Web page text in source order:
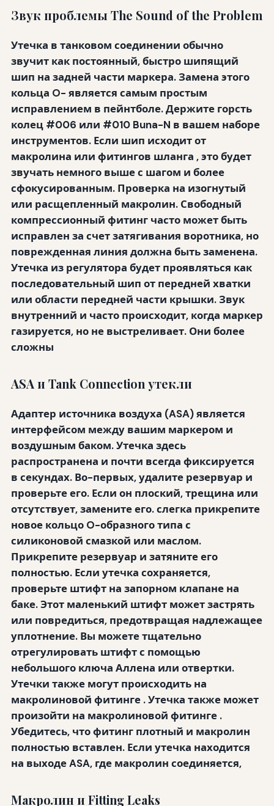
Звук проблемы The Sound of the Problem
Утечка в танковом соединении обычно
звучит как постоянный, быстро шипящий
шип на задней части маркера. Замена этого
кольца O- является самым простым
исправлением в пейнтболе. Держите горсть
колец #006 или #010 Buna-N в вашем наборе
инструментов. Если шип исходит от
макролина или фитингов шланга , это будет
звучать немного выше с шагом и более
сфокусированным. Проверка на изогнутый
или расщепленный макролин. Свободный
компрессионный фитинг часто может быть
исправлен за счет затягивания воротника, но
поврежденная линия должна быть заменена.
Утечка из регулятора будет проявляться как
последовательный шип от передней хватки
или области передней части крышки.Звук
внутренний и часто происходит, когда маркер
газируется, но не выстреливает. Они более
сложны
ASA и Tank Connection утекли
Адаптер источника воздуха (ASA) является
интерфейсом между вашим маркером и
воздушным баком. Утечка здесь
распространена и почти всегда фиксируется
в секундах. Во-первых, удалите резервуар и
проверьте его. Если он плоский, трещина или
отсутствует, замените его. слегка прикрепите
новое кольцо O-образного типа с
силиконовой смазкой или маслом.
Прикрепите резервуар и затяните его
полностью. Если утечка сохраняется,
проверьте штифт на запорном клапане на
баке. Этот маленький штифт может застрять
или повредиться, предотвращая надлежащее
уплотнение. Вы можете тщательно
отрегулировать штифт с помощью
небольшого ключа Аллена или отвертки.
Утечки также могут происходить на
макролиновой фитинге . Утечка также может
произойти на макролиновой фитинге .
Убедитесь, что фитинг плотный и макролин
полностью вставлен. Если утечка находится
на выходе ASA, где макролин соединяется,
Макролин и Fitting Leaks